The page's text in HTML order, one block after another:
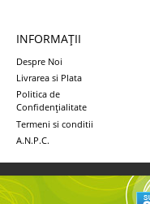
INFORMAŢII
Despre Noi
Livrarea si Plata
Politica de
Confidenţialitate
Termeni si conditii
A.N.P.C.